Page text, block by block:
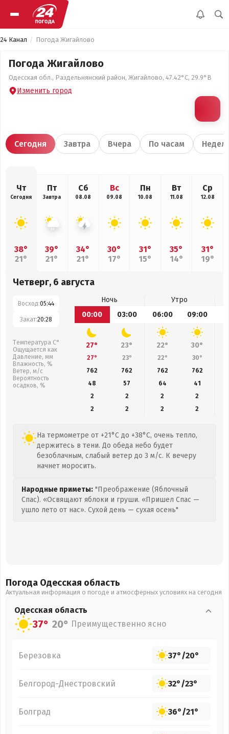
24 Канал Погода Жигайлово
Погода Жигайлово
Одесская обл., Раздельнянский район, Жигайлово, 47.42°С, 29.9°В
Изменить город
Сегодня Завтра Вчера По часам
Чт
Сегодня
38°
21°
Пт
Завтра
39°
21°
Сб
08.08
34°
21°
Вс
09.08
30°
17°
Пн
10.08
31°
15°
Вт
11.08
35°
14°
Ср
12.08
31°
19°
Четверг, 6 августа
Восход:05:44
Закат:20:28
Температура С°
Ощущается как
Давление, мм
Влажность, %
Ветер, м/с
Вероятность
осадков, %
Ночь
Утро
00:00
03:00 06:00 09:00
27° 23° 22° 30°
27° 23° 22° 30°
762
762 762 762
48
57 64 41
2
2 2
2
2
2 2 2
На термометре от +21°C до +38°C, очень тепло,
держитесь в тени. До обеда небо будет
безоблачным, слабый ветер до 3 м/с. К вечеру
начнет моросить.
Народные приметы: "Преображение (Яблочный
Спас). «Освящают яблоки и груши. «Пришел Спас —
ушло лето от нас». Сухой день — сухая осень"
Погода Одесская область
Актуальная информация о погоде и атмосферных условиях на сегодня
Одесская область
37° 20° Преимущественно ясно
Березовка 37°/20°
Белгород-Днестровский 32°/23°
Болград 36°/21°